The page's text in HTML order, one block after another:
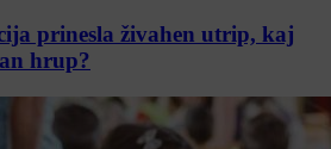
prinesla živahen utrip, kaj
hrup?